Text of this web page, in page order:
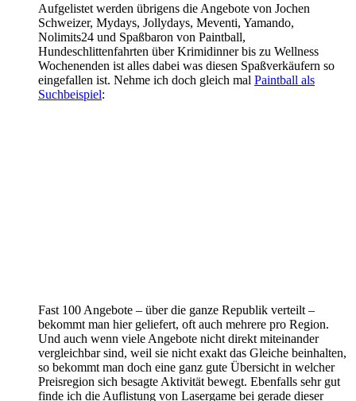
Aufgelistet werden übrigens die Angebote von Jochen
Schweizer, Mydays, Jollydays, Meventi, Yamando,
Nolimits24 und Spaßbaron von Paintball,
Hundeschlittenfahrten über Krimidinner bis zu Wellness
Wochenenden ist alles dabei was diesen Spaßverkäufern so
eingefallen ist. Nehme ich doch gleich mal Paintball als
Suchbeispiel:
Fast 100 Angebote – über die ganze Republik verteilt –
bekommt man hier geliefert, oft auch mehrere pro Region.
Und auch wenn viele Angebote nicht direkt miteinander
vergleichbar sind, weil sie nicht exakt das Gleiche beinhalten,
so bekommt man doch eine ganz gute Übersicht in welcher
Preisregion sich besagte Aktivität bewegt. Ebenfalls sehr gut
finde ich die Auflistung von Lasergame bei gerade dieser